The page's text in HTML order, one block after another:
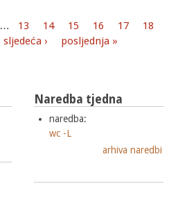
… 13 14 15 16 17
18
sljedeća › posljednja »
Naredba tjedna
naredba:
wc -L
arhiva naredbi